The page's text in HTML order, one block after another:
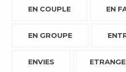
EN COUPLE EN
EN GROUPE
ENVIES